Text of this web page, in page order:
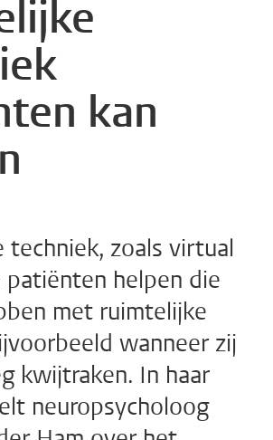
kan
techniek, zoals virtual
patiënten helpen die
met ruimtelijke
wanneer zij
kwijtraken. In haar
neuropsycholoog